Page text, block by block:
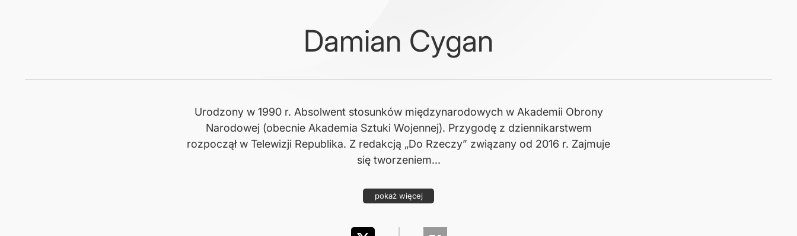
Damian Cygan
Urodzony w 1990 r. Absolwent stosunków międzynarodowych w Akademii Obrony
Narodowej (obecnie Akademia Sztuki Wojennej). Przygodę z dziennikarstwem
rozpoczął w Telewizji Republika. Z redakcją „Do Rzeczy” związany od 2016 r. Zajmuje
się tworzeniem...
pokaż więcej